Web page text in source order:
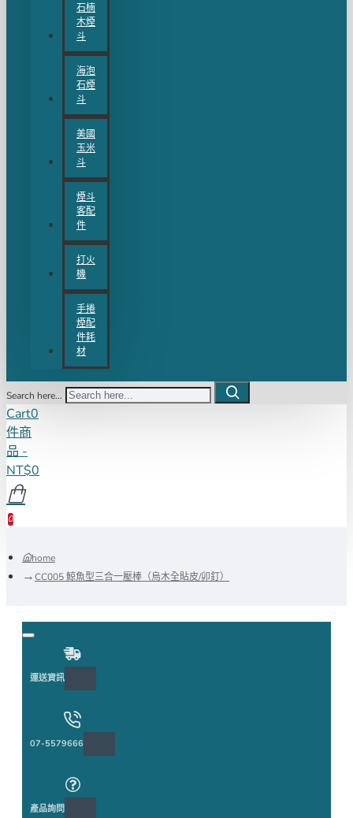
石楠
木煙
斗
海泡
石煙
斗
美國
玉米
斗
煙斗
客配
件
打火
機
手捲
煙配
件耗
材
Search here...
Cart0
件商
品 -
NT$0
0
home
CC005 鯨魚型三合一壓棒（烏木全貼皮/卯釘）
運送資訊
07-5579666
產品詢問